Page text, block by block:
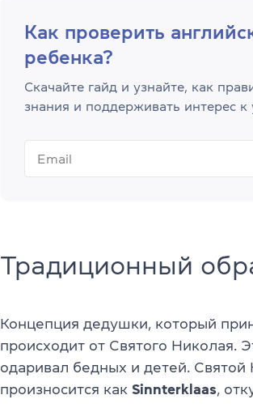
Как проверить
ребенка?
Скачайте гайд и узнайте, как
знания и поддерживать интерес к
Традиционный
Концепция дедушки, который
происходит от Святого Николая.
одаривал бедных и детей.
произносится как Sinnterklaas,